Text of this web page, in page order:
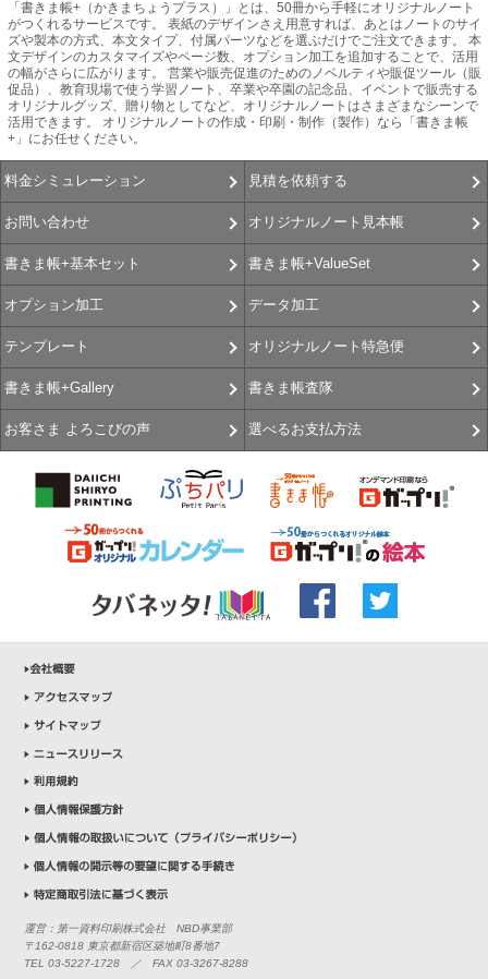
「書きま帳+（かきまちょうプラス）」とは、50冊から手軽にオリジナルノート
がつくれるサービスです。 表紙のデザインさえ用意すれば、あとはノートのサイ
ズや製本の方式、本文タイプ、付属パーツなどを選ぶだけでご注文できます。 本
文デザインのカスタマイズやページ数、オプション加工を追加することで、活用
の幅がさらに広がります。 営業や販売促進のためのノベルティや販促ツール（販
促品）、教育現場で使う学習ノート、卒業や卒園の記念品、イベントで販売する
オリジナルグッズ、贈り物としてなど、オリジナルノートはさまざまなシーンで
活用できます。 オリジナルノートの作成・印刷・制作（製作）なら「書きま帳
+」にお任せください。
料金シミュレーション 見積を依頼する
お問い合わせ オリジナルノート見本帳
書きま帳+基本セット 書きま帳+ValueSet
オプション加工 データ加工
テンプレート オリジナルノート特急便
書きま帳+Gallery 書きま帳査隊
お客さま よろこびの声 選べるお支払方法
運営：第一資料印刷株式会社 NBD事業部
〒162-0818 東京都新宿区築地町8番地7
TEL 03-5227-1728 ／ FAX 03-3267-8288